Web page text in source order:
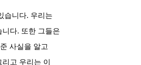
습니다. 우리는
니다. 또한 그들은
사실을 알고
리고 우리는 이